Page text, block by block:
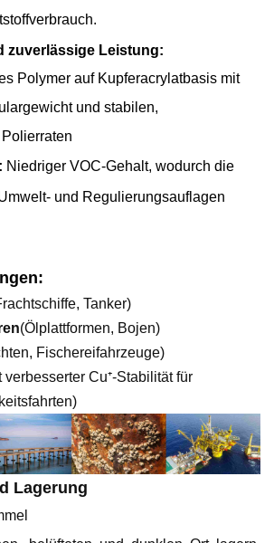
zuverlässige Leistung:
Polymer auf Kupferacrylatbasis mit
und stabilen,
Niedriger VOC-Gehalt, wodurch die
und Regulierungsauflagen
Tanker)
(Ölplattformen, Bojen)
Fischereifahrzeuge)
verbesserter Cu⁺-Stabilität für
Lagerung